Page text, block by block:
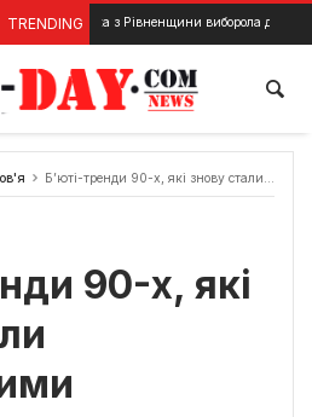
TRENDING
з Рівненщини виборола дві срібні медалі на
Б’юті-тренди 90-х, які знову стали актуальними
90-х, які